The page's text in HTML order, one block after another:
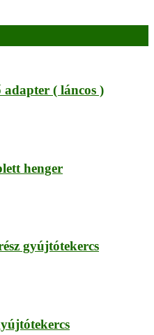
adapter ( láncos )
henger
gyújtótekercs